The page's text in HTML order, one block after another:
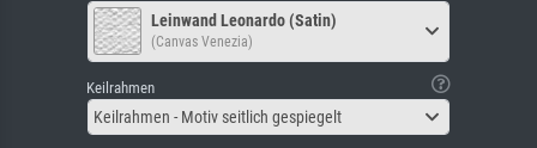
Leinwand Leonardo (Satin)
(Canvas Venezia)
Keilrahmen
Keilrahmen - Motiv seitlich gespiegelt